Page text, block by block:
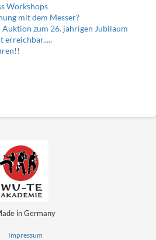
Workshops
mit dem Messer?
zum 26. jährigen Jubiläum
erreichbar.....
in Germany
Impressum